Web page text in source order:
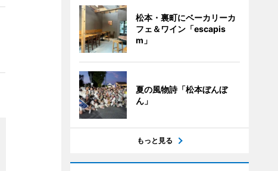
松本・裏町にベーカリーカ
フェ＆ワイン「escapis
m」
夏の風物詩「松本ぼんぼ
ん」
もっと見る